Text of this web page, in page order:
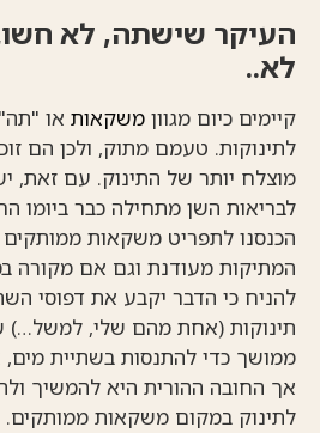
העיקר שישתה, לא
לא..
קיימים כיום מגוון משקאות או
לתינוקות. טעמם מתוק, ולכן הם
מוצלח יותר של התינוק. עם זאת,
לבריאות השן מתחילה כבר ביומו
הכנסנו לתפריט משקאות
המתיקות מעודנת וגם אם מקורה
להניח כי הדבר יקבע את דפוסי
תינוקות (אחת מהם שלי, למשל…)
ממושך כדי להתנסות בשתיית מים,
אך החובה ההורית היא להמשיך
לתינוק במקום משקאות ממותקים.